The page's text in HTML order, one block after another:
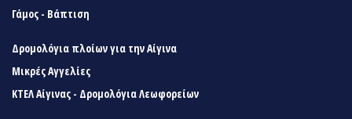
Γάμος - Βάπτιση
Δρομολόγια πλοίων για την Αίγινα
Μικρές Αγγελίες
ΚΤΕΛ Αίγινας - Δρομολόγια Λεωφορείων